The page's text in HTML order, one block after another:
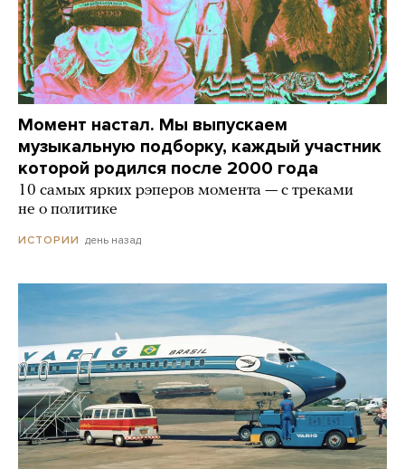
Момент настал. Мы выпускаем
музыкальную подборку, каждый участник
которой родился после 2000 года
10 самых ярких рэперов момента — с треками
не о политике
ИСТОРИИ день назад